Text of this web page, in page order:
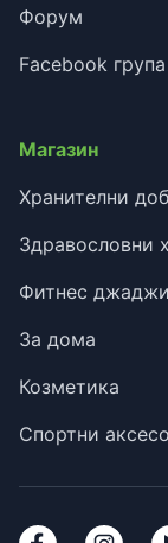
Форум
Facebook група
Магазин
Хранителни
Здравословни
Фитнес джаджи
За дома
Козметика
Спортни